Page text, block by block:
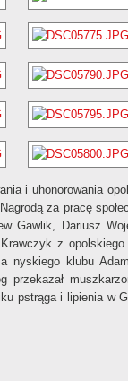
i uhonorowania
za pracę
Gawlik, Dariusz
z
nyskiego klubu
przekazał
pstrąga i lipienia w